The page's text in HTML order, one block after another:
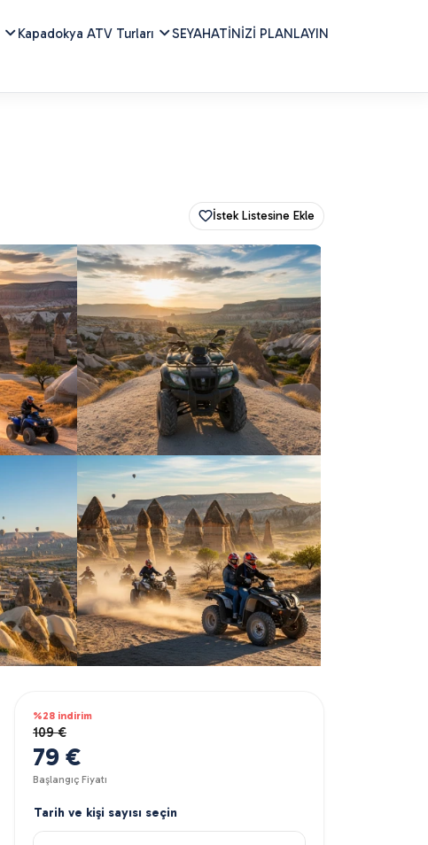
Kapadokya ATV Turları SEYAHATİNİZİ PLANLAYIN
İstek Listesine Ekle
%28 indirim
109 €
79 €
Başlangıç Fiyatı
Tarih ve kişi sayısı seçin